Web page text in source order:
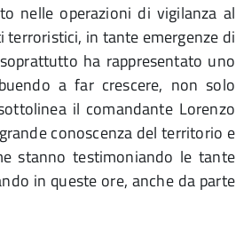
nelle operazioni di vigilanza al
in tante emergenze di
ha rappresentato uno
a far crescere, non solo
il comandante Lorenzo
conoscenza del territorio e
stanno testimoniando le tante
in queste ore, anche da parte